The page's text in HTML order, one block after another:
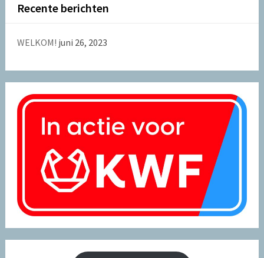
Recente berichten
WELKOM! juni 26, 2023